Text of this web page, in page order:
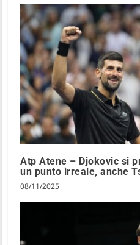
Atp Atene – Djokovic si
un punto irreale, anche
08/11/2025